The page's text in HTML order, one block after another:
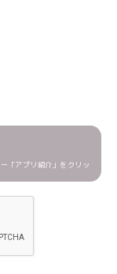
「アプリ紹介」をクリッ